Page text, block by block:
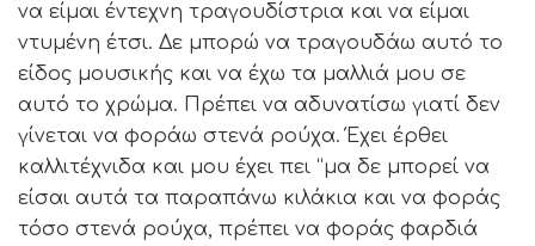
να είμαι έντεχνη τραγουδίστρια και να είμαι
ντυμένη έτσι. Δε μπορώ να τραγουδάω αυτό το
είδος μουσικής και να έχω τα μαλλιά μου σε
αυτό το χρώμα. Πρέπει να αδυνατίσω γιατί δεν
γίνεται να φοράω στενά ρούχα. Έχει έρθει
καλλιτέχνιδα και μου έχει πει “μα δε μπορεί να
είσαι αυτά τα παραπάνω κιλάκια και να φοράς
τόσο στενά ρούχα, πρέπει να φοράς φαρδιά